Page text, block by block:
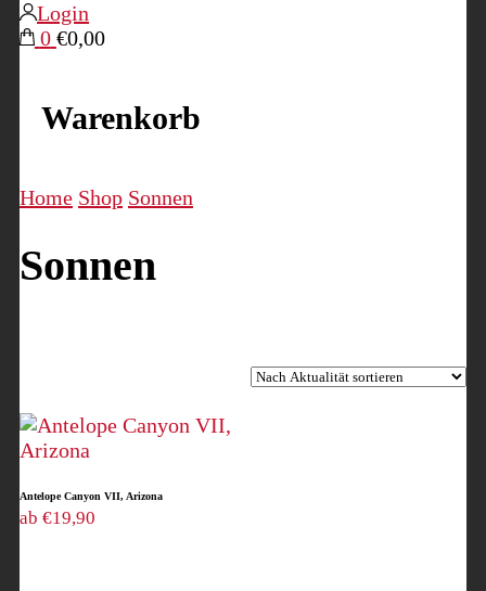
Login
0 €0,00
Warenkorb
Home Shop Sonnen
Sonnen
Antelope Canyon VII, Arizona
ab €19,90